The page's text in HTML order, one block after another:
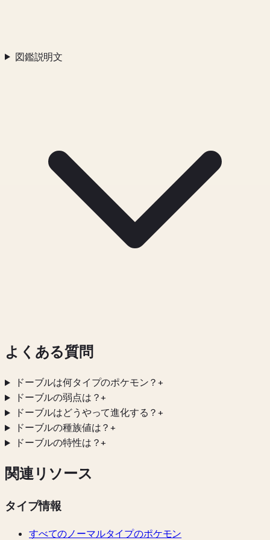
図鑑説明文
よくある質問
ドーブルは何タイプのポケモン？+
ドーブルの弱点は？+
ドーブルはどうやって進化する？+
ドーブルの種族値は？+
ドーブルの特性は？+
関連リソース
タイプ情報
すべてのノーマルタイプのポケモン